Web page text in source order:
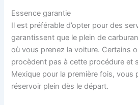
Essence garantie
Il est préférable d’opter pour des
garantissent que le plein de
où vous prenez la voiture. Certains
procèdent pas à cette procédure et
Mexique pour la première fois, vous
réservoir plein dès le départ.